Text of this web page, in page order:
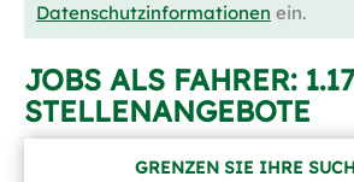
Datenschutzinformationen ein.
JOBS ALS FAHRER:
STELLENANGEBOTE
GRENZEN SIE IHRE